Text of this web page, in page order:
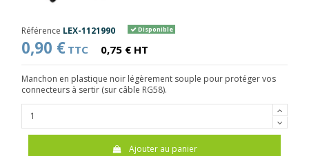
Référence LEX-1121990 Disponible
0,90 € TTC 0,75 € HT
Manchon en plastique noir légèrement souple pour protéger vos
connecteurs à sertir (sur câble RG58).
Ajouter au panier